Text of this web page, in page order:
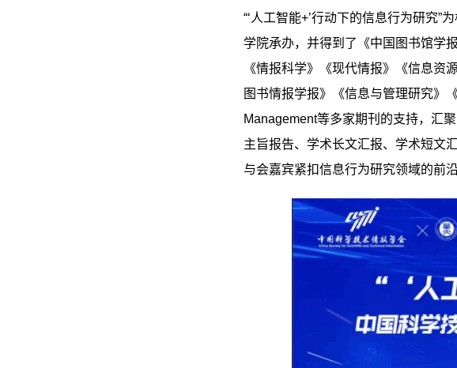
“‘人工智能+’行动下的信息行为研究
学院承办，并得到了《中国图书馆学
《情报科学》《现代情报》《信息
图书情报学报》《信息与管理研究》
Management等多家期刊的支持，汇
主旨报告、学术长文汇报、学术短文
与会嘉宾紧扣信息行为研究领域的前